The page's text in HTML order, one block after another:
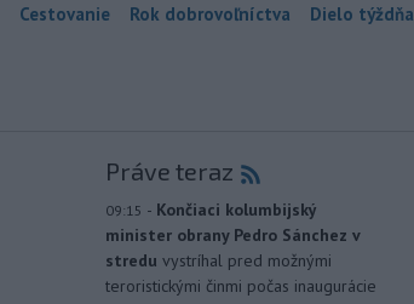
Cestovanie Rok dobrovoľníctva Dielo týždňa
Práve teraz
09:15 - Končiaci kolumbijský
minister obrany Pedro Sánchez v
stredu vystríhal pred možnými
teroristickými činmi počas inaugurácie